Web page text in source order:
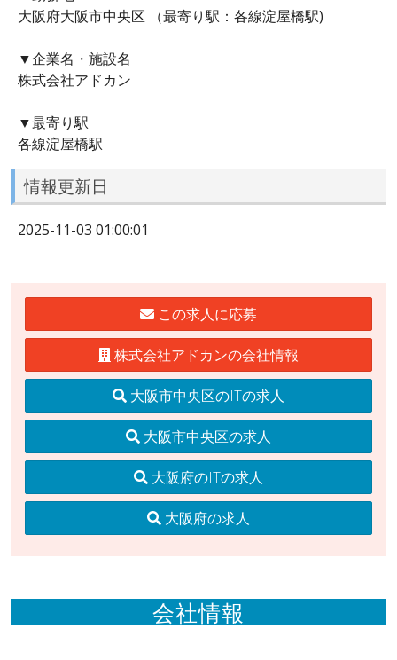
大阪府大阪市中央区 （最寄り駅：各線淀屋橋駅)
▼企業名・施設名
株式会社アドカン
▼最寄り駅
各線淀屋橋駅
情報更新日
2025-11-03 01:00:01
この求人に応募
株式会社アドカンの会社情報
大阪市中央区のITの求人
大阪市中央区の求人
大阪府のITの求人
大阪府の求人
会社情報